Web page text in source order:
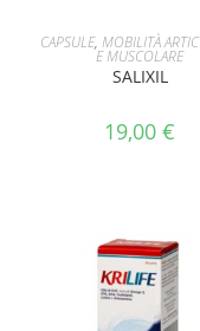
AGGIUNGI AL
CAPSULE,MOBILITÀ
E MUSCOLARE
SALIXIL
19,00€